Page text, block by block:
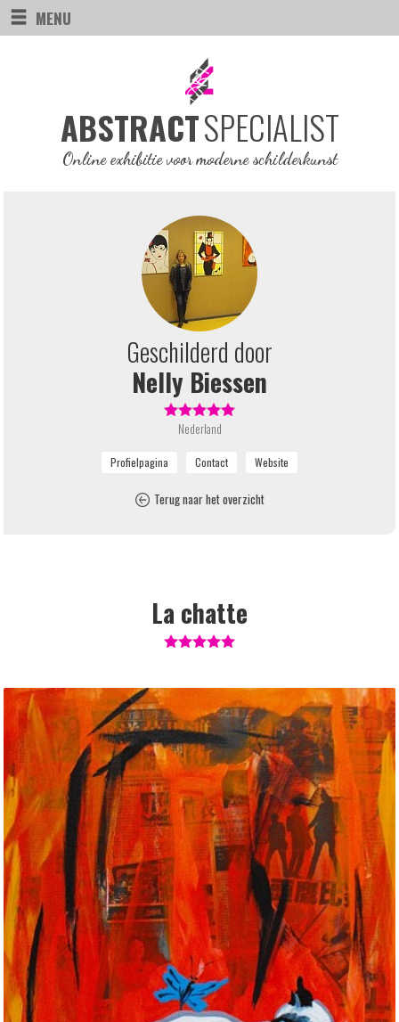
MENU
ABSTRACTSPECIALIST
Online exhibitie voor moderne schilderkunst
Geschilderd door
Nelly Biessen
Nederland
Terug naar het overzicht
La chatte